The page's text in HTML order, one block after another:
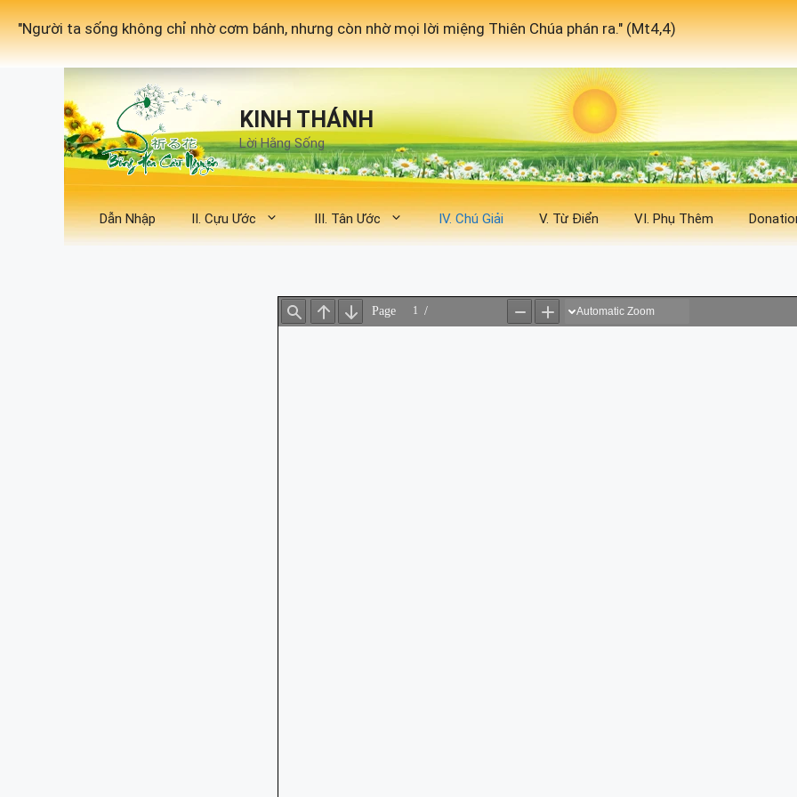
Chuyển
đến
nội
"Người ta sống không chỉ nhờ cơm bánh, nhưng còn nhờ mọi lời miệng Thiên Chúa phán ra." (Mt4,4)
KINH THÁNH
Lời Hằng Sống
Dẫn Nhập II. Cựu Ước III. Tân Ước IV. Chú Giải V. Từ Điển VI. Phụ Thêm